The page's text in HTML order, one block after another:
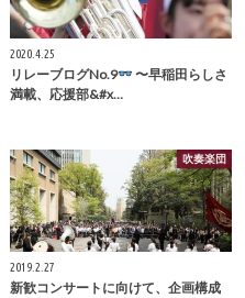
2020.4.25
リレーブログNo.9
〜早稲田らしさ
満載、応援部&#x…
吹奏楽団
2019.2.27
新歓コンサートに向けて、企画構成